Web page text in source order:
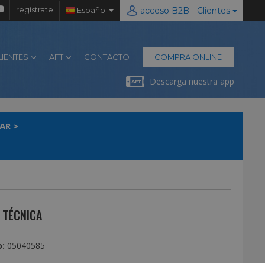
regístrate Español acceso B2B - Clientes
AFT CONTACTO COMPRA ONLINE
Descarga nuestra app
>
05040585